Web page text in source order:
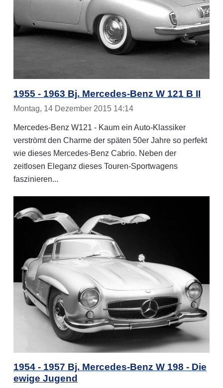
1955 - 1963 Bj. Mercedes-Benz W 121 B II
Montag, 14 Dezember 2015 14:14
Mercedes-Benz W121 - Kaum ein Auto-Klassiker
verströmt den Charme der späten 50er Jahre so perfekt
wie dieses Mercedes-Benz Cabrio. Neben der
zeitlosen Eleganz dieses Touren-Sportwagens
faszinieren...
1954 - 1957 Bj. Mercedes-Benz W 198 - Die
ewige Jugend